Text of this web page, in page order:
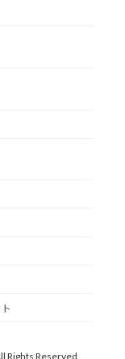
Rights Reserved.